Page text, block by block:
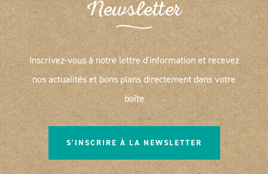
Newsletter
Inscrivez-vous à notre lettre d'information et recevez
nos actualités et bons plans directement dans votre
boîte
S'INSCRIRE À LA NEWSLETTER